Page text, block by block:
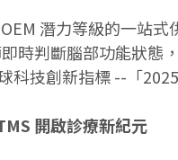
潛力等級的一站
時判斷腦部功能狀
技創新指標 --「
開啟診療新紀元